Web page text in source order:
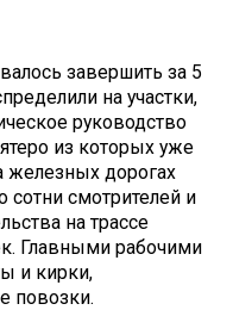
завершить за 5
на участки,
руководство
из которых уже
железных дорогах
сотни смотрителей и
на трассе
Главными рабочими
и кирки,
повозки.